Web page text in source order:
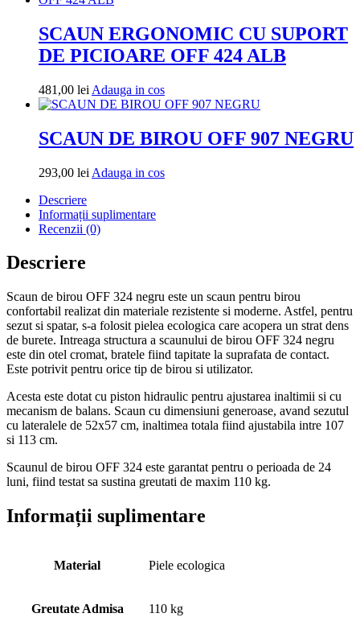
SCAUN ERGONOMIC CU SUPORT
DE PICIOARE OFF 424 ALB
481,00 lei Adauga in cosAdauga
in
SCAUN DE BIROU OFF 907 NEGRU
293,00 lei Adauga in cosAdauga
Descriere
Informații suplimentare
Recenzii (0)
Descriere
Scaun de birou OFF 324 negru este un scaun pentru birou
confortabil realizat din materiale rezistente si moderne. Astfel, pentru
sezut si spatar, s-a folosit pielea ecologica care acopera un strat dens
de burete. Intreaga structura a scaunului de birou OFF 324 negru
este din otel cromat, bratele fiind tapitate la suprafata de contact.
Este potrivit pentru orice tip de birou si utilizator.
Acesta este dotat cu piston hidraulic pentru ajustarea inaltimii si cu
mecanism de balans. Scaun cu dimensiuni generoase, avand sezutul
cu lateralele de 52x57 cm, inaltimea totala fiind ajustabila intre 107
si 113 cm.
Scaunul de birou OFF 324 este garantat pentru o perioada de 24
luni, fiind testat sa sustina greutati de maxim 110 kg.
Informații suplimentare
Material Piele ecologica
Greutate Admisa 110 kg